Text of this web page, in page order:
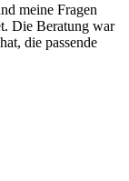
meine Fragen
Die Beratung war
die passende